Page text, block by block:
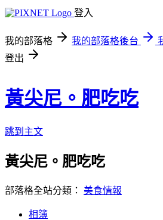
登入
我的部落格 我的部落格後台
登出
黃尖尼。肥吃吃
跳到主文
黃尖尼。肥吃吃
部落格全站分類： 美食情報
相簿